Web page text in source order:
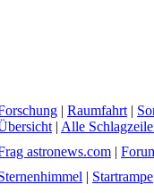
| Raumfahrt |
| Alle
astronews.com |
| Startrampe